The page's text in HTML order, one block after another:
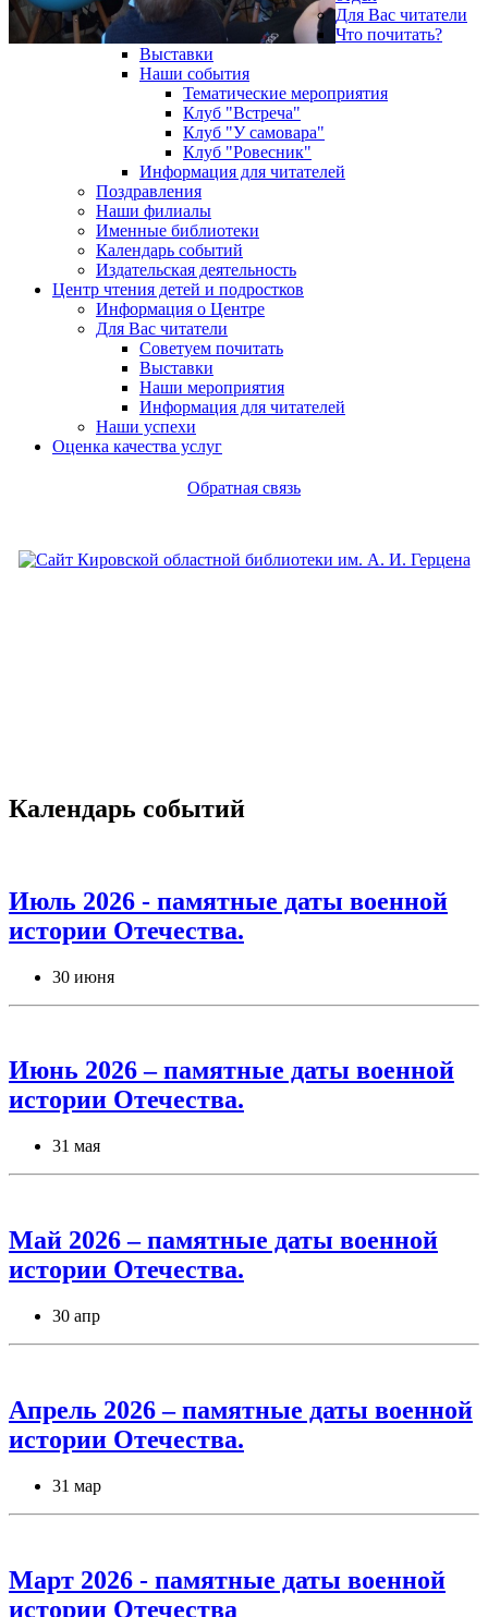
Для Вас читатели
Что почитать?
Выставки
Наши события
Тематические мероприятия
Клуб "Встреча"
Клуб "У самовара"
Клуб "Ровесник"
Информация для читателей
Поздравления
Наши филиалы
Именные библиотеки
Календарь событий
Издательская деятельность
Центр чтения детей и подростков
Информация о Центре
Для Вас читатели
Советуем почитать
Выставки
Наши мероприятия
Информация для читателей
Наши успехи
Оценка качества услуг
Обратная связь
Календарь событий
Июль 2026 - памятные даты военной
истории Отечества.
30 июня
Июнь 2026 – памятные даты военной
истории Отечества.
31 мая
Май 2026 – памятные даты военной
истории Отечества.
30 апр
Апрель 2026 – памятные даты военной
истории Отечества.
31 мар
Март 2026 - памятные даты военной
истории Отечества